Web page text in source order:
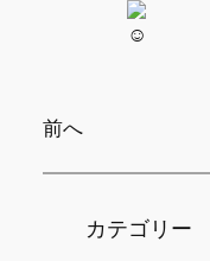
前へ
カテゴリー